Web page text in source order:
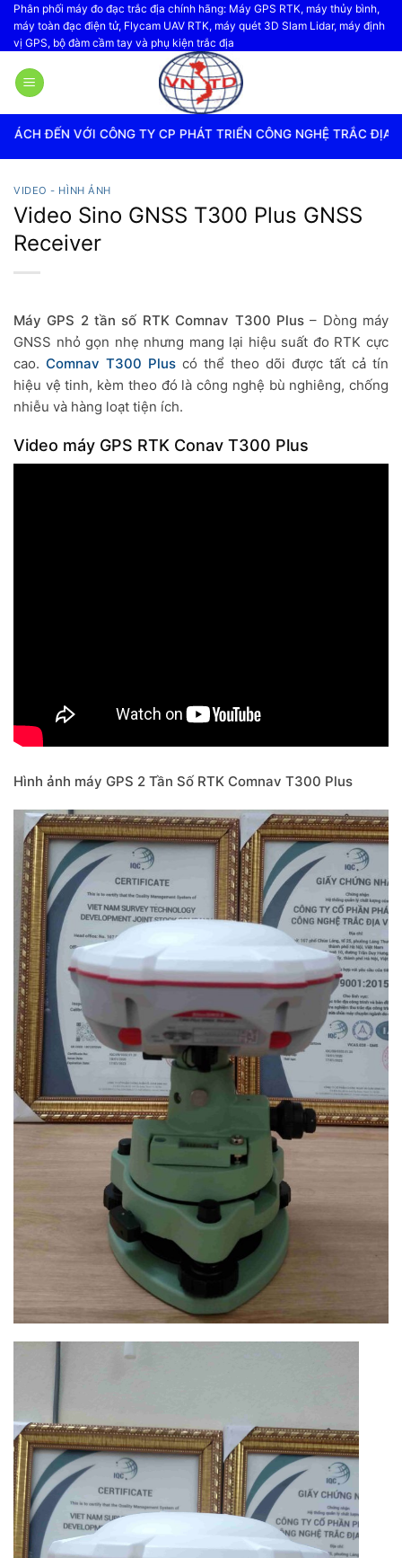
Bỏ
qua
nội
dung
Phân phối máy đo đạc trắc địa chính hãng: Máy GPS RTK, máy thủy bình,
máy toàn đạc điện tử, Flycam UAV RTK, máy quét 3D Slam Lidar, máy định
vị GPS, bộ đàm cầm tay và phụ kiện trắc địa
TY CP PHÁT TRIỂN CÔNG NGHỆ TRẮC ĐỊA VIỆT NAM
VIDEO - HÌNH ẢNH
Video Sino GNSS T300 Plus GNSS
Receiver
Máy GPS 2 tần số RTK Comnav T300 Plus– Dòng máy
GNSS nhỏ gọn nhẹ nhưng mang lại hiệu suất đo RTK cực
cao. Comnav T300 Plus có thể theo dõi được tất cả tín
hiệu vệ tinh, kèm theo đó là công nghệ bù nghiêng,chống
nhiễu và hàng loạt tiện ích.
Video máy GPS RTK Conav T300 Plus
Hình ảnh máy GPS 2 Tần Số RTK Comnav T300 Plus